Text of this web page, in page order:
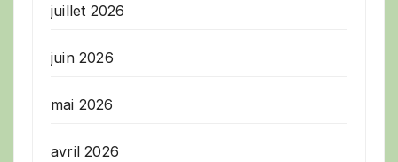
juillet 2026
juin 2026
mai 2026
avril 2026